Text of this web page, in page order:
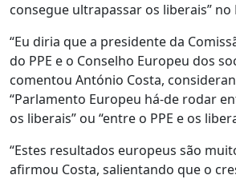
consegue ultrapassar os liberais” no
“Eu diria que a presidente da
do PPE e o Conselho Europeu dos
comentou António Costa,
“Parlamento Europeu há-de rodar
os liberais” ou “entre o PPE e os
“Estes resultados europeus são
afirmou Costa, salientando que o